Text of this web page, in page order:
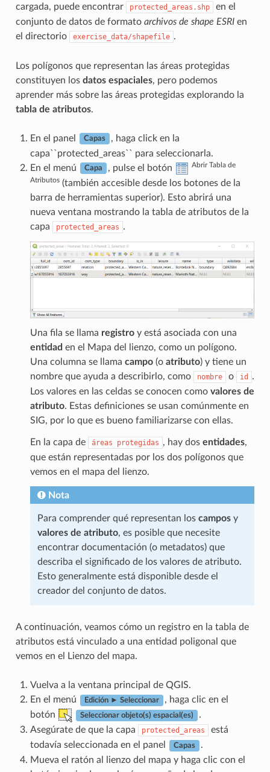
cargada, puede encontrar
protected_areas.shp
en el
conjunto de datos de formato archivos de shape ESRIen
el directorio
exercise_data/shapefile .
Los polígonos que representan las áreas protegidas
constituyen los datos espaciales, pero podemos
aprender más sobre las áreas protegidas explorando la
tabla de atributos.
En el panel Capas
, haga click en la
capa``protected_areas`` para seleccionarla.
En el menú
Capa , pulse el botón Abrir Tabla de
Atributos(también accesible desde los botones de la
barra de herramientas superior). Esto abrirá una
nueva ventana mostrando la tabla de atributos de la
capa
protected_areas .
Una fila se llama registroy está asociada con una
entidad en el Mapa del lienzo, como un polígono.
Una columna se llama campo(o atributo) y tiene un
nombre que ayuda a describirlo, como
nombre o id
.
Los valores en las celdas se conocen como valores de
atributo. Estas definiciones se usan comúnmente en
SIG, por lo que es bueno familiarizarse con ellas.
En la capa de áreas protegidas , hay dos entidades,
que están representadas por los dos polígonos que
vemos en el mapa del lienzo.
Nota
Para comprender qué representan los camposy
valores de atributo, es posible que necesite
encontrar documentación (o metadatos) que
describa el significado de los valores de atributo.
Esto generalmente está disponible desde el
creador del conjunto de datos.
A continuación, veamos cómo un registro en la tabla de
atributos está vinculado a una entidad poligonal que
vemos en el Lienzo del mapa.
Vuelva a la ventana principal de QGIS.
En el menú
Edición ► Seleccionar
, haga clic en el
botón
Seleccionar objeto(s) espacial(es)
.
Asegúrate de que la capa
protected_areas
está
todavía seleccionada en el panel
Capas
.
Mueva el ratón al lienzo del mapa y haga clic con el